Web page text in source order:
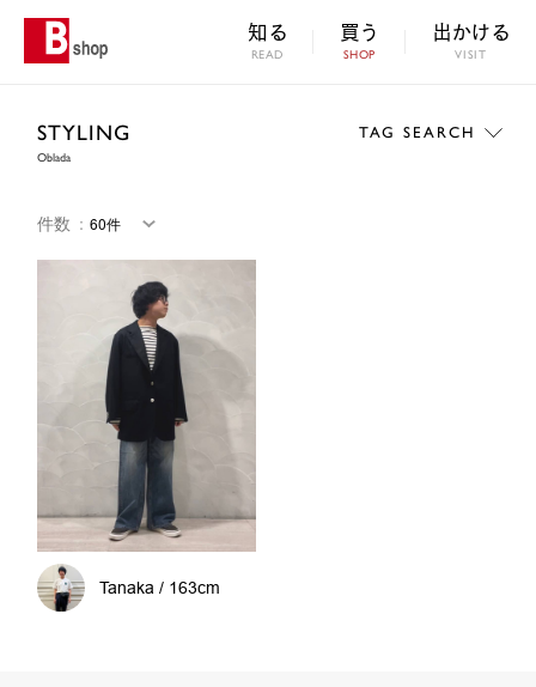
知る
READ
買う
SHOP
出かける
VISIT
STYLING
Oblada
TAG SEARCH
件数 ：
Tanaka / 163cm